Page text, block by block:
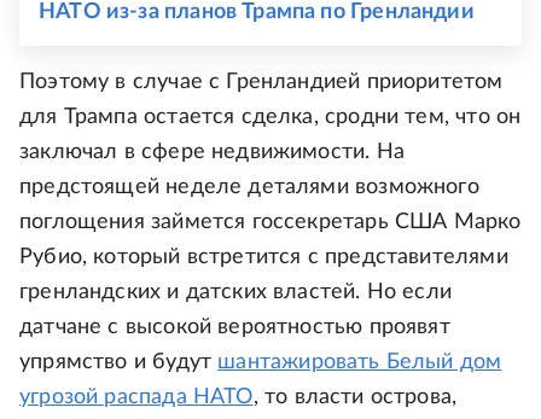
НАТО из-за планов Трампа по Гренландии
Поэтому в случае с Гренландией приоритетом
для Трампа остается сделка, сродни тем, что он
заключал в сфере недвижимости. На
предстоящей неделе деталями возможного
поглощения займется госсекретарь США Марко
Рубио, который встретится с представителями
гренландских и датских властей. Но если
датчане с высокой вероятностью проявят
упрямство и будут шантажировать Белый дом
угрозой распада НАТО, то власти острова,